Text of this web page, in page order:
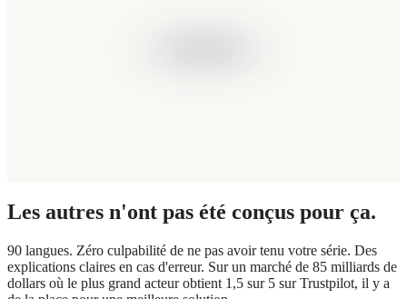
Les autres n'ont pas été conçus pour ça.
90 langues. Zéro culpabilité de ne pas avoir tenu votre série. Des
explications claires en cas d'erreur. Sur un marché de 85 milliards de
dollars où le plus grand acteur obtient 1,5 sur 5 sur Trustpilot, il y a